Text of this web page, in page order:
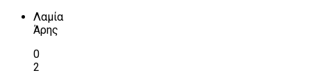
Λαμία
Άρης
0
2